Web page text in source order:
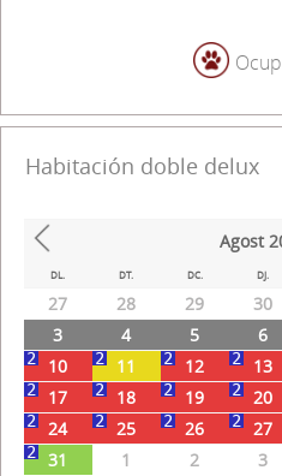
Habitación doble delux
Prev
Agost
DL. DT. DC. DJ.
27 28 29 30
3
4 5 6
10
11 12 13
17
18 19 20
24
25 26 27
31
1 2 3